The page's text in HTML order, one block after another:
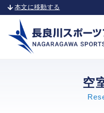
本文に移動する
空